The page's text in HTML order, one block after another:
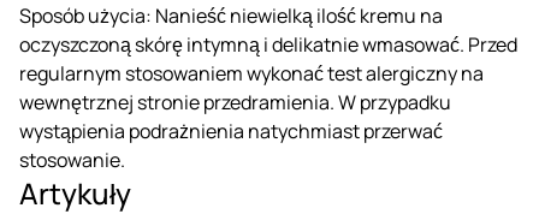
Sposób użycia: Nanieść niewielką ilość kremu na
oczyszczoną skórę intymną i delikatnie wmasować. Przed
regularnym stosowaniem wykonać test alergiczny na
wewnętrznej stronie przedramienia. W przypadku
wystąpienia podrażnienia natychmiast przerwać
stosowanie.
Artykuły